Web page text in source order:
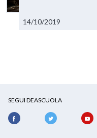
14/10/2019
SEGUI DEASCUOLA